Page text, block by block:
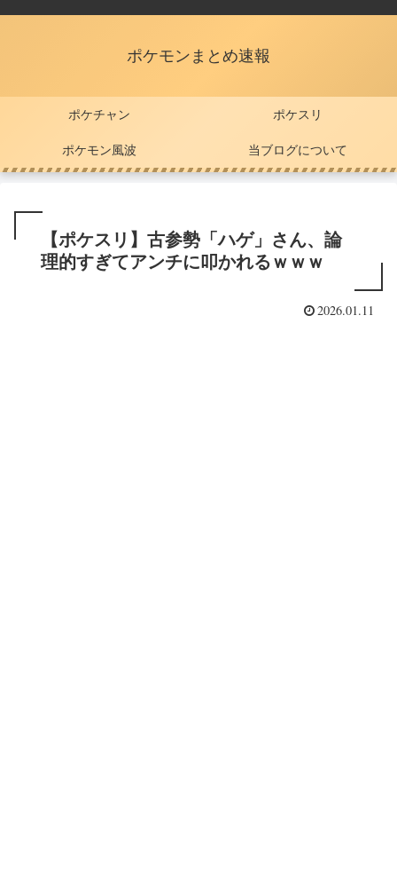
ポケモンまとめ速報
ポケチャン ポケスリ
ポケモン風波 当ブログについて
【ポケスリ】古参勢「ハゲ」さん、論
理的すぎてアンチに叩かれるｗｗｗ
2026.01.11